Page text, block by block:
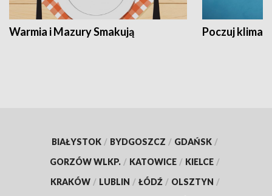
Warmia i Mazury Smakują Poczuj klimat
BIAŁYSTOK / BYDGOSZCZ / GDAŃSK /
GORZÓW WLKP. / KATOWICE / KIELCE /
KRAKÓW / LUBLIN / ŁÓDŹ / OLSZTYN /